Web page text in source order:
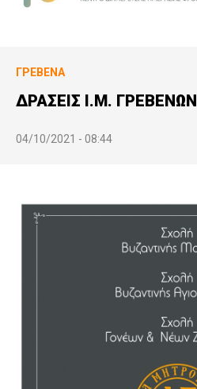
ΓΡΕΒΕΝΆ
ΔΡΑΣΕΙΣ Ι.Μ. ΓΡΕΒΕΝΩΝ
04/10/2021 - 08:44